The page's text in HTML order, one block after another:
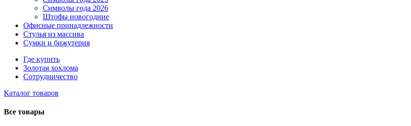
Символы года 2026
Штофы новогодние
Офисные принадлежности
Стулья из массива
Сумки и бижутерия
Где купить
Золотая хохлома
Сотрудничество
Каталог товаров
Все товары